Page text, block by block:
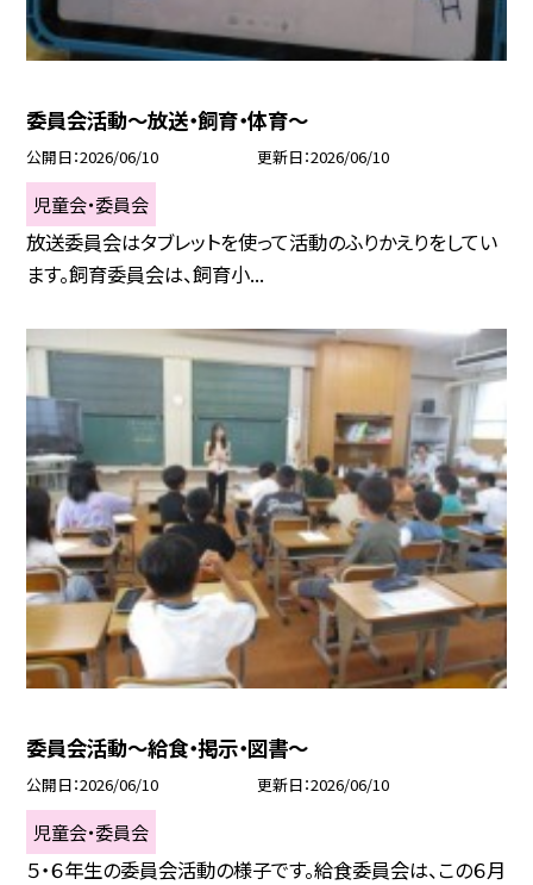
委員会活動～放送・飼育・体育～
公開日 2026/06/10 更新日 2026/06/10
児童会・委員会
放送委員会はタブレットを使って活動のふりかえりをしてい
ます。飼育委員会は、飼育小...
委員会活動～給食・掲示・図書～
公開日 2026/06/10 更新日 2026/06/10
児童会・委員会
５・６年生の委員会活動の様子です。給食委員会は、この６月